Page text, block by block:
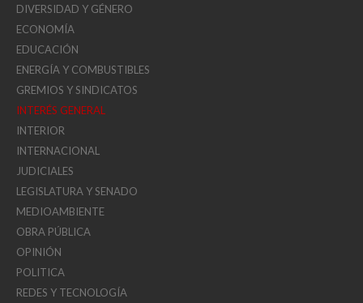
DIVERSIDAD Y GÉNERO
ECONOMÍA
EDUCACIÓN
ENERGÍA Y COMBUSTIBLES
GREMIOS Y SINDICATOS
INTERÉS GENERAL
INTERIOR
INTERNACIONAL
JUDICIALES
LEGISLATURA Y SENADO
MEDIOAMBIENTE
OBRA PÚBLICA
OPINIÓN
POLITICA
REDES Y TECNOLOGÍA